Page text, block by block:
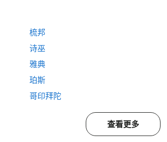
梳邦
诗巫
雅典
珀斯
哥印拜陀
查看更多